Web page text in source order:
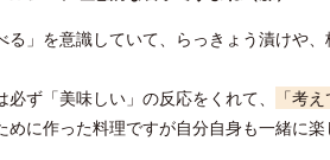
る」を意識していて、らっきょう漬けや
ず「美味しい」の反応をくれて、
「考
めに作った料理ですが自分自身も一緒に楽